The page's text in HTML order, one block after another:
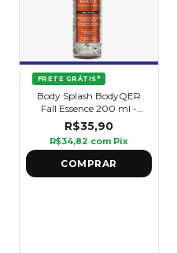
FRETE GRÁTIS*
Body Splash BodyQER
Fall Essence 200 ml -
Griffus
R$35,90
R$34,82 com Pix